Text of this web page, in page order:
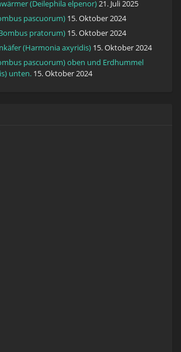
(Deilephila elpenor)21. Juli 2025
pascuorum) 15. Oktober 2024
pratorum) 15. Oktober 2024
(Harmonia axyridis) 15. Oktober 2024
pascuorum) oben und Erdhummel
unten. 15. Oktober 2024